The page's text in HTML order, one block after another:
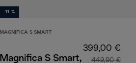
-11 %
MAGNIFICA S SMART
Magnifica S Smart,
399,00 €
449,90 €